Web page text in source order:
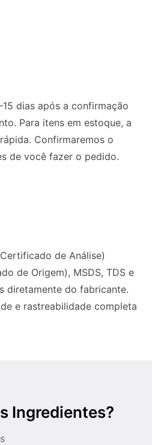
dias após a confirmação
Para itens em estoque, a
Confirmaremos o
de você fazer o pedido.
de Análise)
de Origem), MSDS, TDS e
diretamente do fabricante.
e rastreabilidade completa
Ingredientes?